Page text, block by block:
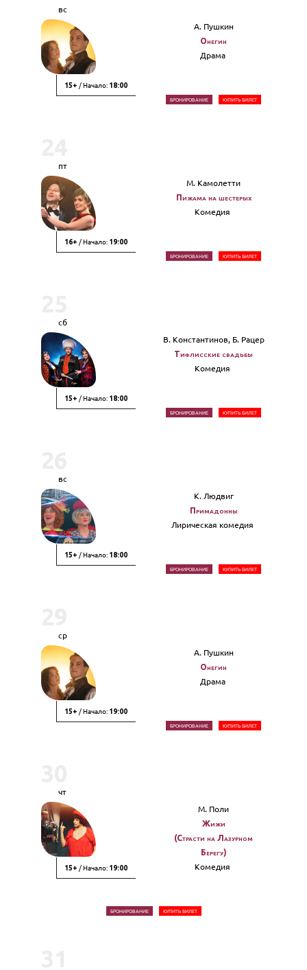
вс
15+ / Начало: 18:00
А. Пушкин
Онегин
Драма
БРОНИРОВАНИЕ КУПИТЬ БИЛЕТ
пт
16+ / Начало: 19:00
М. Камолетти
Пижама на шестерых
Комедия
БРОНИРОВАНИЕ КУПИТЬ БИЛЕТ
сб
15+ / Начало: 18:00
В. Константинов, Б. Рацер
Тифлисские свадьбы
Комедия
БРОНИРОВАНИЕ КУПИТЬ БИЛЕТ
вс
15+ / Начало: 18:00
К. Людвиг
Примадонны
Лирическая комедия
БРОНИРОВАНИЕ КУПИТЬ БИЛЕТ
ср
15+ / Начало: 19:00
А. Пушкин
Онегин
Драма
БРОНИРОВАНИЕ КУПИТЬ БИЛЕТ
чт
15+ / Начало: 19:00
М. Поли
Жижи
(Страсти на Лазурном
Берегу)
Комедия
БРОНИРОВАНИЕ КУПИТЬ БИЛЕТ